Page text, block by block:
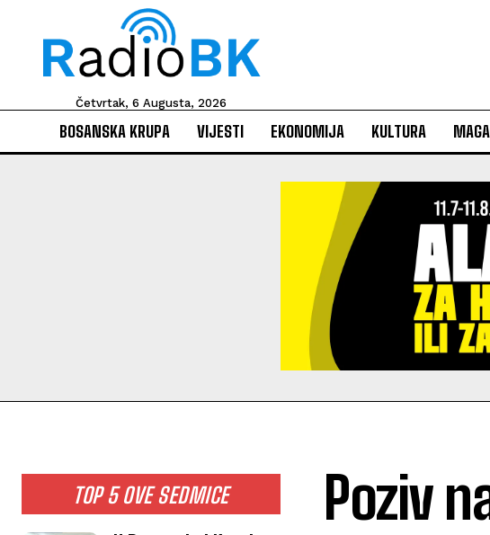
Četvrtak, 6 Augusta, 2026
BOSANSKA KRUPA VIJESTI EKONOMIJA KULTURA
TOP 5 OVE SEDMICE
Poziv